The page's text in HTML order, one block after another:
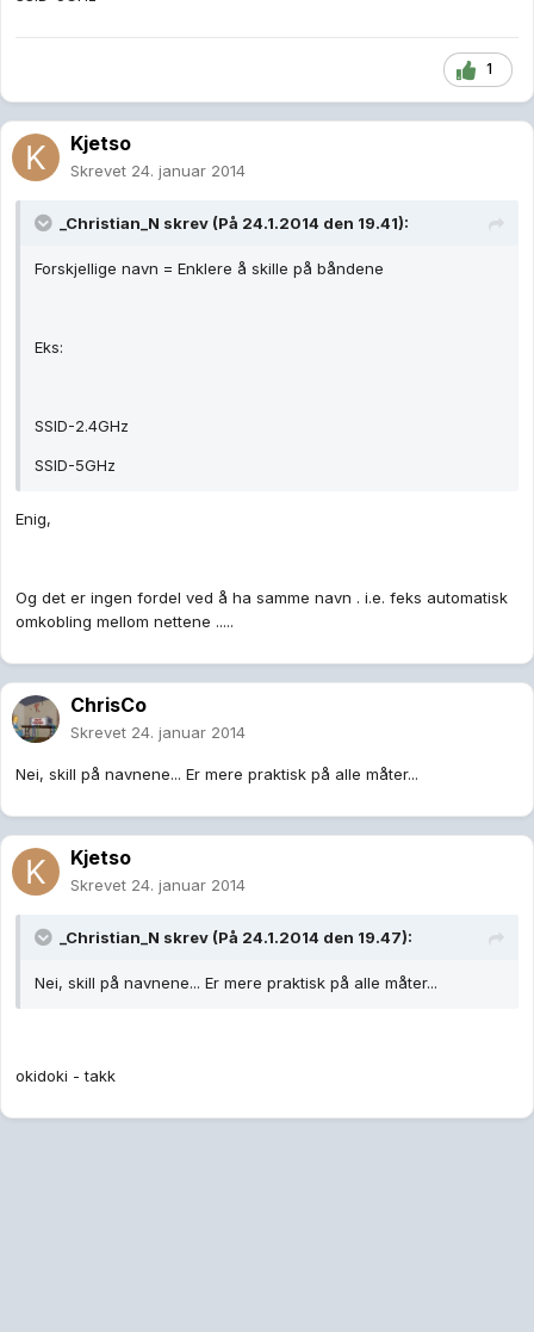
1
Kjetso
Skrevet 24. januar 2014
_Christian_N skrev (På 24.1.2014 den 19.41):
Forskjellige navn = Enklere å skille på båndene
Eks:
SSID-2.4GHz
SSID-5GHz
Enig,
Og det er ingen fordel ved å ha samme navn . i.e. feks automatisk
omkobling mellom nettene .....
ChrisCo
Skrevet 24. januar 2014
Nei, skill på navnene... Er mere praktisk på alle måter...
Kjetso
Skrevet 24. januar 2014
_Christian_N skrev (På 24.1.2014 den 19.47):
Nei, skill på navnene... Er mere praktisk på alle måter...
okidoki - takk